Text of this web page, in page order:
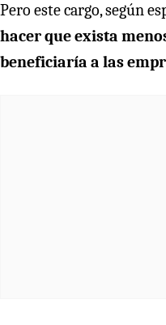
Pero este cargo, según
hacer que exista
beneficiaría a las